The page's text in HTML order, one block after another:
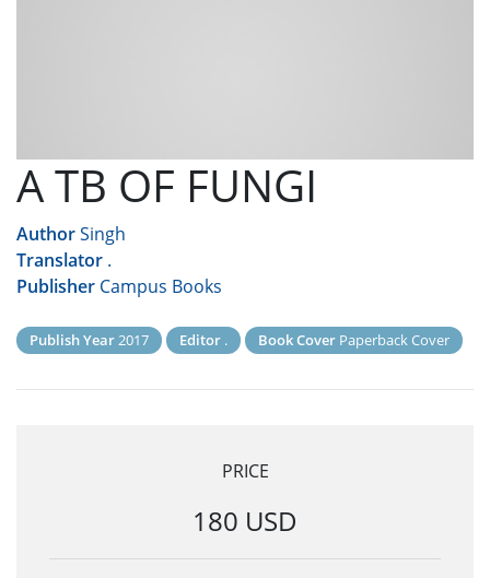
A TB OF FUNGI
AuthorSingh
Translator .
Publisher Campus Books
Publish Year2017 Editor . Book Cover Paperback Cover
PRICE
180 USD